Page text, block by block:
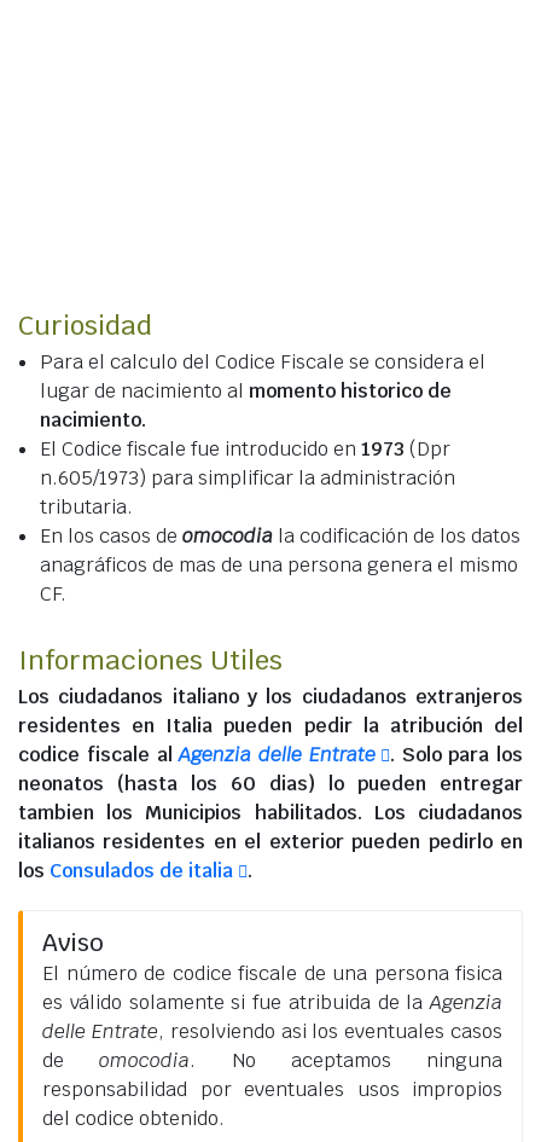
Curiosidad
Para el calculo del Codice Fiscale se considera el
lugar de nacimiento al momento historico de
nacimiento.
El Codice fiscale fue introducido en 1973 (Dpr
n.605/1973) para simplificar la administración
tributaria.
En los casos de omocodia la codificación de los datos
anagráficos de mas de una persona genera el mismo
CF.
Informaciones Utiles
Los ciudadanos italianoy los ciudadanos extranjeros
residentes en Italia pueden pedir la atribución del
codice fiscale alAgenzia delle Entrate
. Solo para los
neonatos (hasta los 60 dias) lo pueden entregar
tambien los Municipios habilitados. Los ciudadanos
italianos residentes en el exteriorpueden pedirlo en
los Consulados de italia .
Aviso
El número de codice fiscale de una persona fisica
es válido solamente si fue atribuida de laAgenzia
delle Entrate, resolviendo asi los eventuales casos
deomocodia. No aceptamos ninguna
responsabilidad por eventuales usos impropios
del codice obtenido.